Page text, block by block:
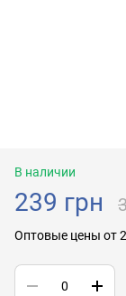
В наличии
239 грн
Оптовые цены от